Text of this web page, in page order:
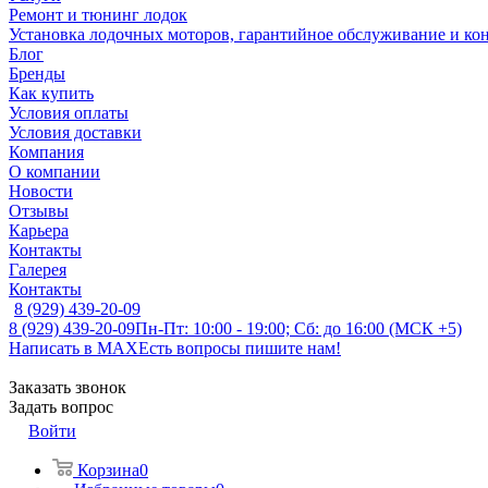
Ремонт и тюнинг лодок
Установка лодочных моторов, гарантийное обслуживание и
Блог
Бренды
Как купить
Условия оплаты
Условия доставки
Компания
О компании
Новости
Отзывы
Карьера
Контакты
Галерея
Контакты
8 (929) 439-20-09
8 (929) 439-20-09Пн-Пт: 10:00 - 19:00; Сб: до 16:00 (МСК +5)
Написать в MAXЕсть вопросы пишите нам!
Заказать звонок
Задать вопрос
Войти
Корзина0